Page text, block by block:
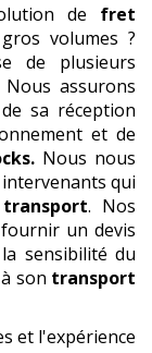
de fret
volumes ?
de plusieurs
assurons
de sa réception
et de
Nous nous
qui
transport. Nos
un devis
sensibilité du
son transport
et l'expérience